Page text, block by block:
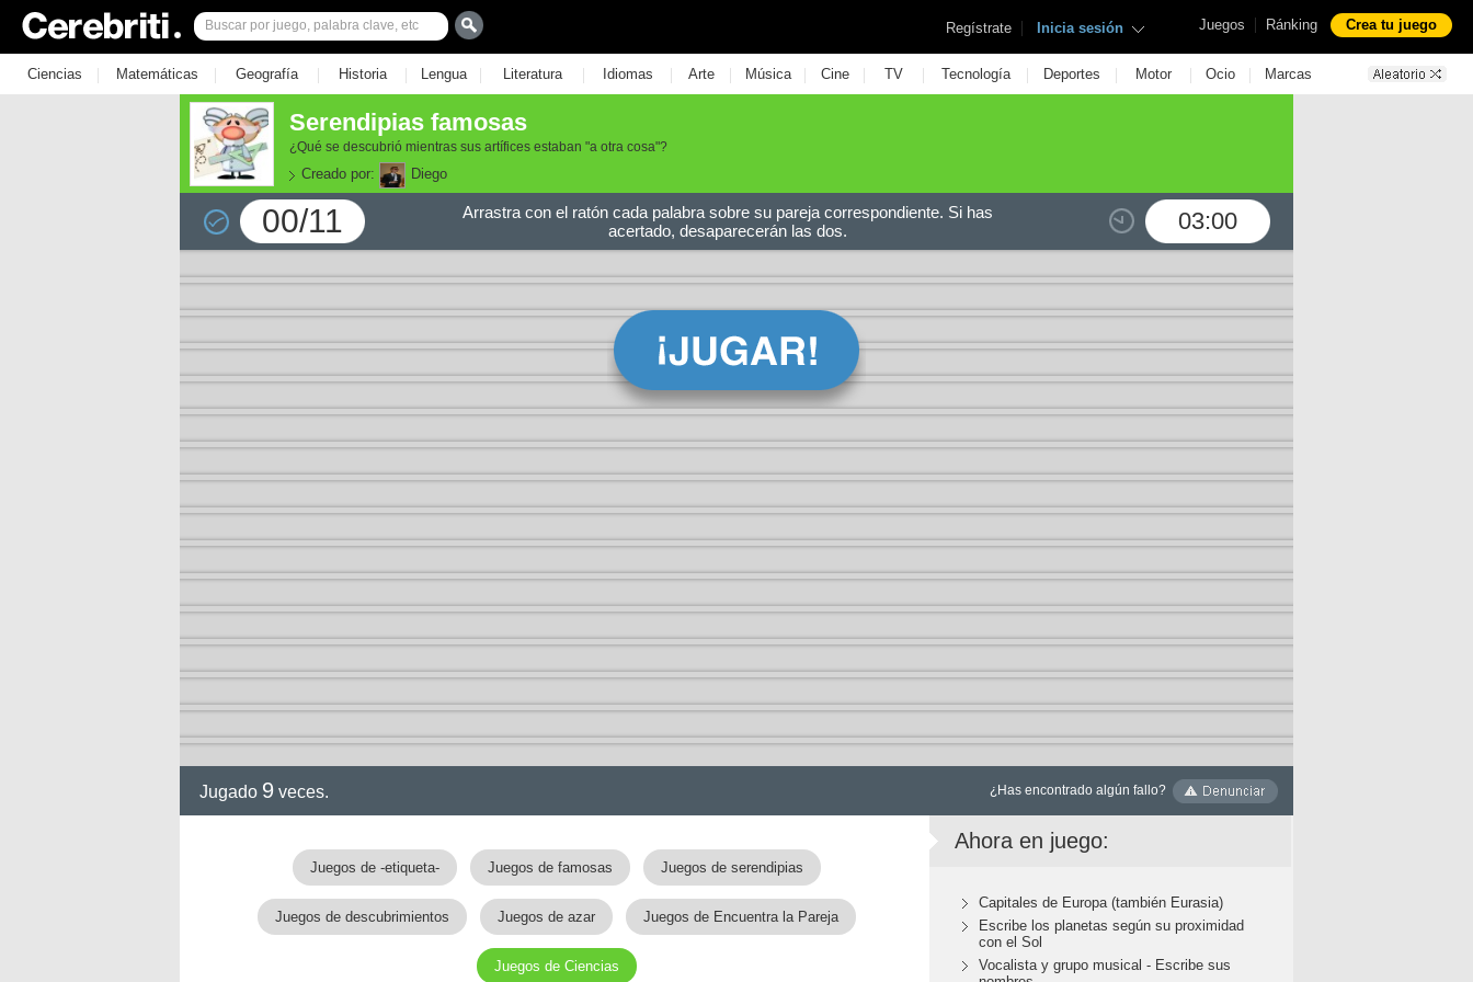
Juegos | Ránking Crea tu juego
Regístrate | Inicia sesión
Ciencias | Matemáticas | Geografía | Historia | Lengua | Literatura | Idiomas | Arte | Música | Cine | TV | Tecnología | Deportes | Motor | Ocio | Marcas
Serendipias famosas
¿Qué se descubrió mientras sus artífices estaban "a otra cosa"?
Creado por: Diego
00/11 03:00
Arrastra con el ratón cada palabra sobre su pareja correspondiente. Si has
acertado, desaparecerán las dos.
Jugado 9 veces. ¿Has encontrado algún fallo?
Juegos de -etiqueta- Juegos de famosas Juegos de serendipias
Juegos de descubrimientos Juegos de azar Juegos de Encuentra la Pareja
Juegos de Ciencias
Ahora en juego:
Capitales de Europa (también Eurasia)
Escribe los planetas según su proximidad
con el Sol
Vocalista y grupo musical - Escribe sus